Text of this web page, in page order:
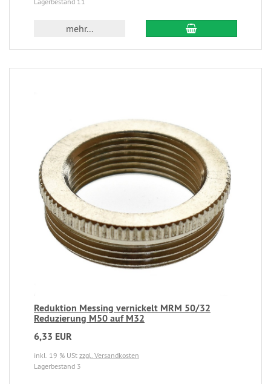
mehr...
Reduktion Messing vernickelt MRM 50/32
Reduzierung M50 auf M32
6,33 EUR
inkl. 19 % USt zzgl. Versandkosten
Lagerbestand 3